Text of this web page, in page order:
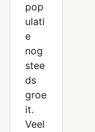
pop
ulati
e
nog
stee
ds
groe
it.
Veel